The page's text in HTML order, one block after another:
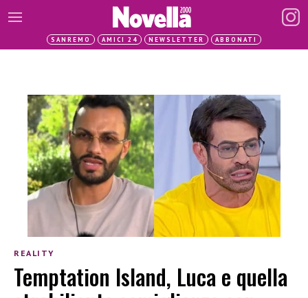
SANREMO AMICI 24 NEWSLETTER ABBONATI
REALITY
Temptation Island, Luca e quella